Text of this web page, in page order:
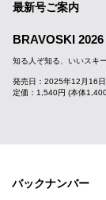
最新号ご案内
BRAVOSKI
知る人ぞ知る、いいスキ
発売日：2025年12月16日
定価：1,540円 (本体
バックナンバー